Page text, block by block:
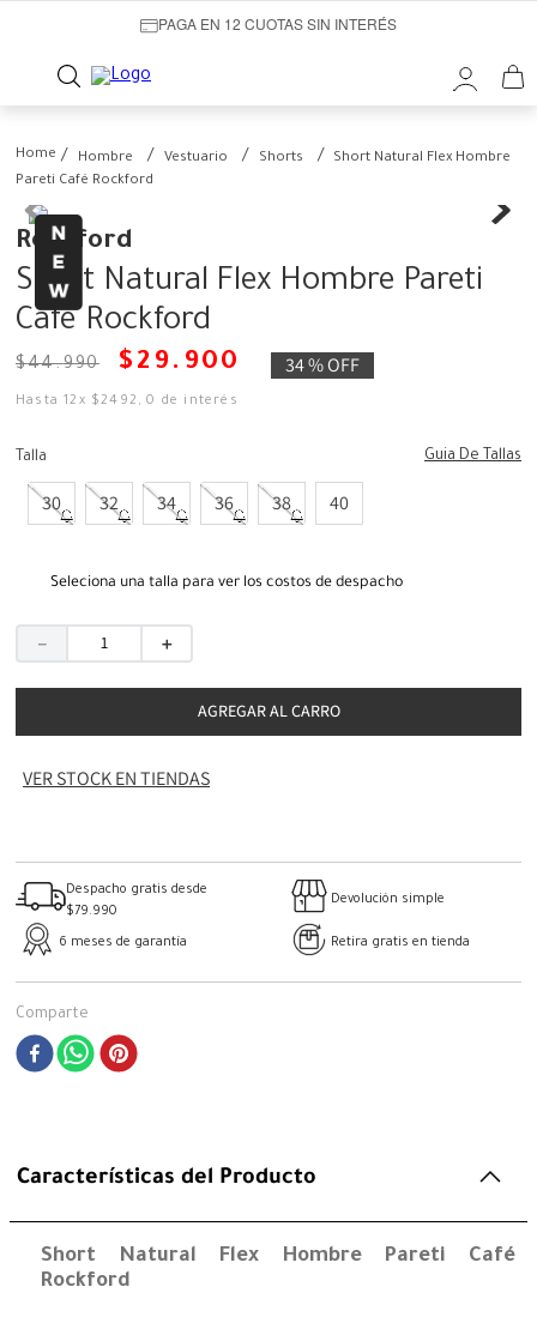
PAGA EN 12 CUOTAS SIN INTERÉS
Hombre Vestuario Shorts
Short Natural Flex Hombre
Pareti Café Rockford
Rockford
Short Natural Flex Hombre Pareti
Café Rockford
$44.990 $ 29 . 900 34 %OFF
Hasta12 x $2492 ,0 de interés
Talla Guia De Tallas
30 32 34 36 38 40
Seleciona una talla para ver los costos de despacho
＋
－
AGREGAR AL CARRO
VER STOCK EN TIENDAS
Despacho gratis desde
$79.990
Devolución simple
6 meses de garantía Retira gratis en tienda
Comparte
Características del Producto
Short Natural Flex Hombre Pareti Café
Rockford